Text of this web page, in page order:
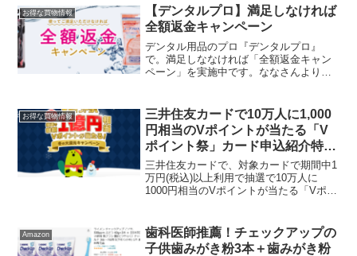
みてください。Yahoo!マップ（ヤフーマ
ップ）の口...
お得な買物情報
【デンタルプロ】満足しなければ
全額返金キャンペーン
デンタル用品のプロ『デンタルプロ』
で。満足しななければ「全額返金キャン
ペーン」を実施中です。ななさんより教
アやわらかめ・ふつう・デンタルプロ
やさしいテープフロス応募方法...
お得な買物情報
三井住友カードで10万人に1,000
円相当のVポイントが当たる「V
ポイント祭」カード申込紹介特典
で2000ポイントプレゼント！
三井住友カードで、対象カードで期間中1
万円(税込)以上利用で抽選で10万人に
1000円相当のVポイントが当たる「Vポイ
額合計1万円を1口として抽選、10万人に
1,...
Amazon
歯科医師推薦！チェックアップの
子供歯みがき粉3本＋歯みがき粉